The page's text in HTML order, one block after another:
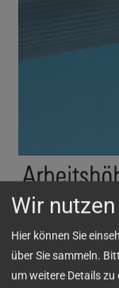
Wir
Hier können Sie
über Sie sammeln.
um weitere Details zu